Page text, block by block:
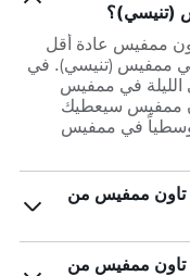
ممفيس عادة أقل
فندق مصنف 3 نجوم في ممفيس (تنيسي). في
المتوقع هو 576 ﷼ في الليلة في ممفيس
ممفيس سيعطيك
الليلة وهو أرخص بنسبة 3% وسطياً في ممفيس
تاون ممفيس من
تاون ممفيس من